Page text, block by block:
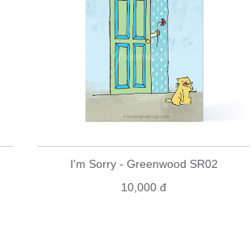
I'm Sorry - Greenwood SR02
10,000 đ